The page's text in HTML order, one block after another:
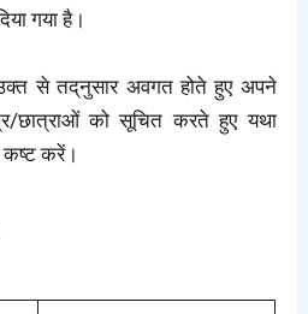
गया है।
से तद्‌नुसार अवगत होते हुए अपने
छात्राओं को सूचित करते हुए यथा
कष्ट करें।